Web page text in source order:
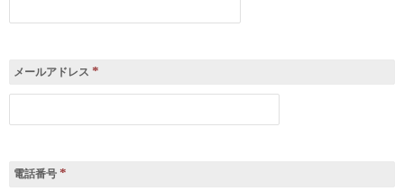
メールアドレス *
電話番号 *